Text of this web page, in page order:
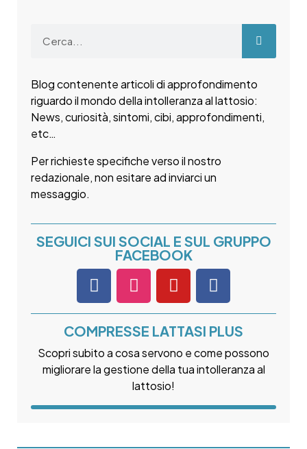
Blog contenente articoli di approfondimento
riguardo il mondo della intolleranza al lattosio:
News, curiosità, sintomi, cibi, approfondimenti,
etc…
Per richieste specifiche verso il nostro
redazionale, non esitare ad inviarci un
messaggio.
SEGUICI SUI SOCIAL E SUL GRUPPO
FACEBOOK
COMPRESSE LATTASI PLUS
Scopri subito a cosa servono e come possono
migliorare la gestione della tua intolleranza al
lattosio!